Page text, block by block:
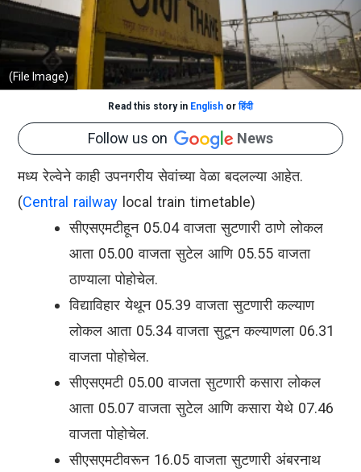
(File Image)
Read this story in English orहिंदी
Follow us on News
मध्य रेल्वेने काही उपनगरीय सेवांच्या वेळा बदलल्या आहेत.
(Central railway local train timetable)
सीएसएमटीहून 05.04 वाजता सुटणारी ठाणे लोकल
आता 05.00 वाजता सुटेल आणि 05.55 वाजता
ठाण्याला पोहोचेल.
विद्याविहार येथून 05.39 वाजता सुटणारी कल्याण
लोकल आता 05.34 वाजता सुटून कल्याणला 06.31
वाजता पोहोचेल.
सीएसएमटी 05.00 वाजता सुटणारी कसारा लोकल
आता 05.07 वाजता सुटेल आणि कसारा येथे 07.46
वाजता पोहोचेल.
सीएसएमटीवरून 16.05 वाजता सुटणारी अंबरनाथ